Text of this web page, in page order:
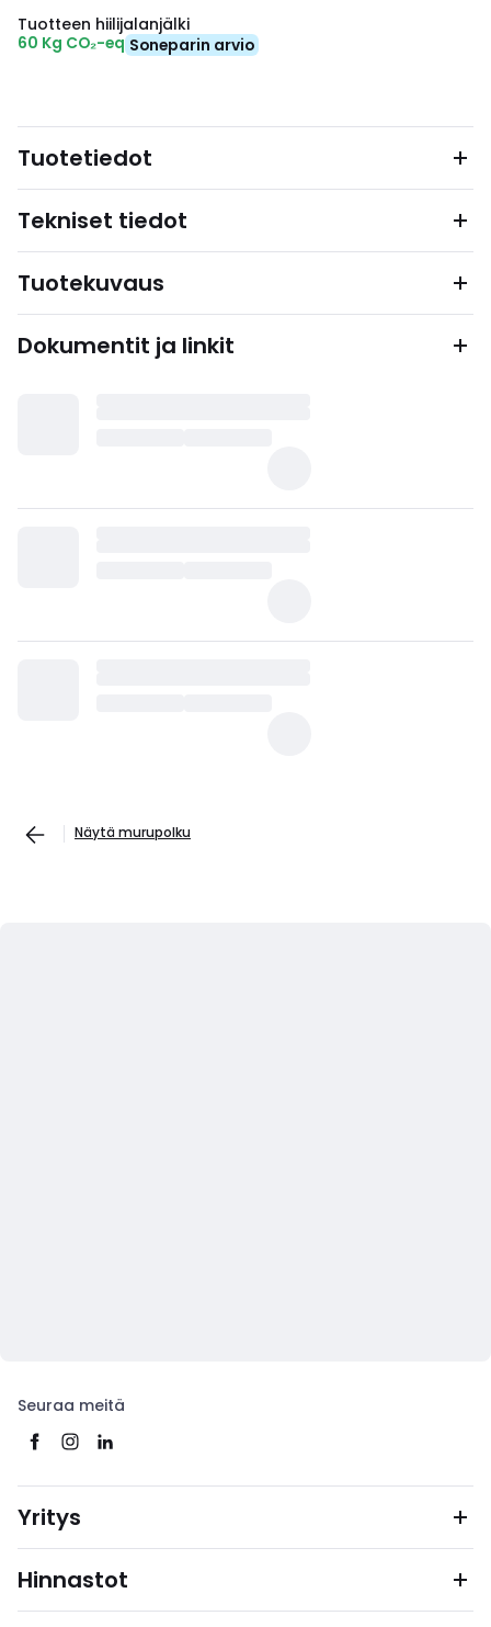
Tuotteen hiilijalanjälki
60 Kg CO₂-eq Soneparin arvio
Tuotetiedot
Tekniset tiedot
Tuotekuvaus
Dokumentit ja linkit
Näytä murupolku
Seuraa meitä
Yritys
Hinnastot